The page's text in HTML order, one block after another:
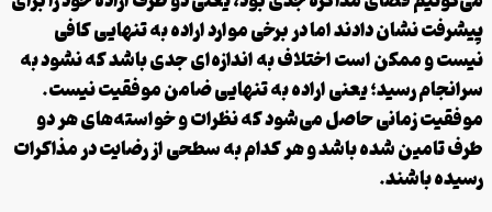
پیشرفت نشان دادند اما در برخی موارد اراده به تنهایی کافی
نیست و ممکن است اختلاف به اندازه‌ای جدی باشد که نشود به
سرانجام رسید؛ یعنی اراده به تنهایی ضامن موفقیت نیست.
موفقیت زمانی حاصل می‌شود که نظرات و خواسته‌های هر دو
طرف تامین شده باشد و هر کدام به سطحی از رضایت در مذاکرات
رسیده باشند.